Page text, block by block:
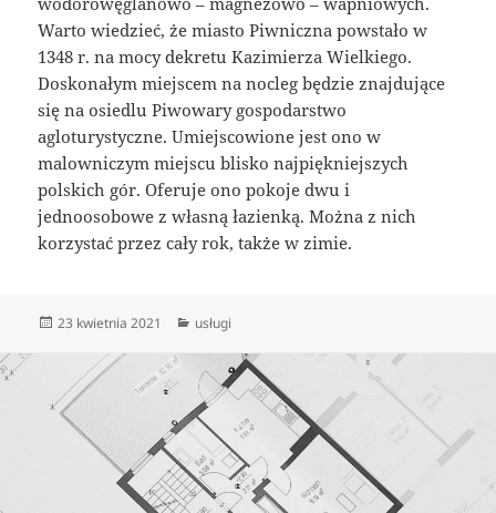
Warto wiedzieć, że miasto Piwniczna powstało w
1348 r. na mocy dekretu Kazimierza Wielkiego.
Doskonałym miejscem na nocleg będzie znajdujące
się na osiedlu Piwowary gospodarstwo
agloturystyczne. Umiejscowione jest ono w
malowniczym miejscu blisko najpiękniejszych
polskich gór. Oferuje ono pokoje dwu i
jednoosobowe z własną łazienką. Można z nich
korzystać przez cały rok, także w zimie.
Data
23 kwietnia 2021 Kategorie
usługi